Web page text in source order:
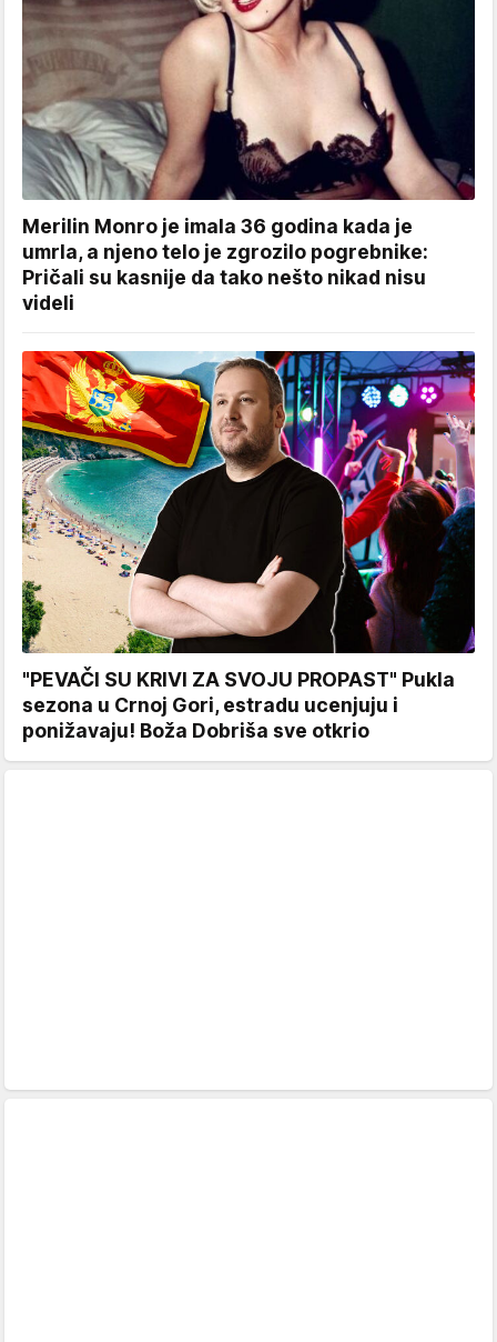
Merilin Monro je imala 36 godina kada je
umrla, a njeno telo je zgrozilo pogrebnike:
Pričali su kasnije da tako nešto nikad nisu
videli
"PEVAČI SU KRIVI ZA SVOJU PROPAST" Pukla
sezona u Crnoj Gori, estradu ucenjuju i
ponižavaju! Boža Dobriša sve otkrio